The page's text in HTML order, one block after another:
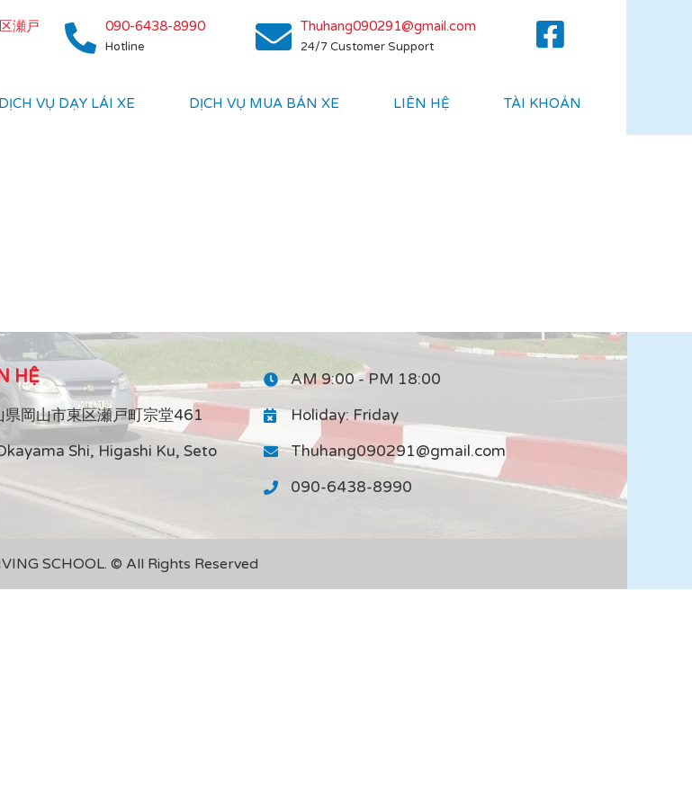
瀬戸
090-6438-8990
Hotline
Thuhang090291@gmail.com
24/7 Customer Support
DỊCH VỤ DẠY LÁI XE DỊCH VỤ MUA BÁN XE LIÊN HỆ TÀI KHOẢN
HỆ
岡山市東区瀬戸町宗堂461
Shi, Higashi Ku, Seto
AM 9:00 - PM 18:00
Holiday: Friday
Thuhang090291@gmail.com
090-6438-8990
SCHOOL. © All Rights Reserved